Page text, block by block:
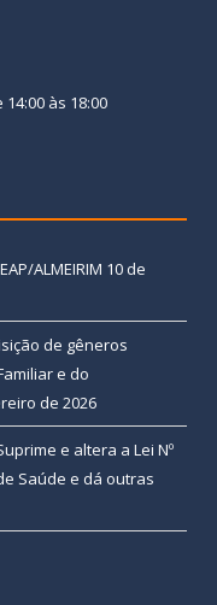
às 18:00
ALMEIRIM 10 de
de gêneros
e do
de 2026
e altera a Lei Nº
Saúde e dá outras